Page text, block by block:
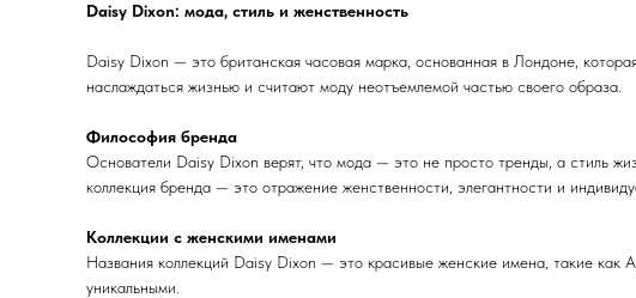
Daisy Dixon: мода, стиль и женственность
Daisy Dixon — это британская часовая марка, основанная в Лондоне,
наслаждаться жизнью и считают моду неотъемлемой частью своего образа.
Философия бренда
Основатели Daisy Dixon верят, что мода — это не просто тренды, а стиль
коллекция бренда — это отражение женственности, элегантности и
Коллекции с женскими именами
Названия коллекций Daisy Dixon — это красивые женские имена, такие
уникальными.